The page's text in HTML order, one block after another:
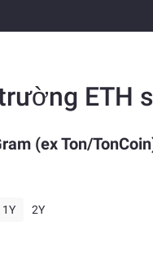
ETH
(ex Ton/
1Y 2Y